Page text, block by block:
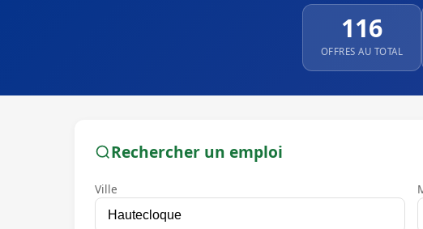
116
OFFRES AU TOTAL
Rechercher un emploi
Ville